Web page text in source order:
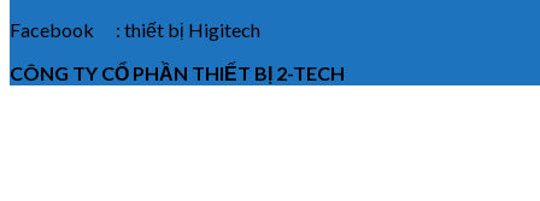
Facebook : thiết bị Higitech
CÔNG TY CỔ PHẦN THIẾT BỊ 2-TECH